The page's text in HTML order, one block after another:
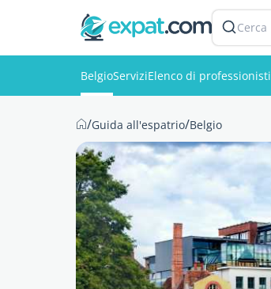
Cerca
BelgioServiziElenco di professionisti
/Guida all'espatrio/Belgio